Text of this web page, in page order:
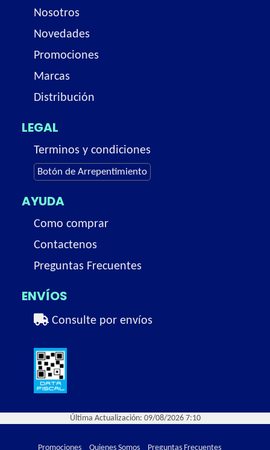
Nosotros
Novedades
Promociones
Marcas
Distribución
LEGAL
Terminos y condiciones
Botón de Arrepentimiento
AYUDA
Como comprar
Contactenos
Preguntas Frecuentes
ENVÍOS
Consulte por envíos
Última Actualización: 09/08/2026 7:10
Promociones Quienes Somos Preguntas Frecuentes